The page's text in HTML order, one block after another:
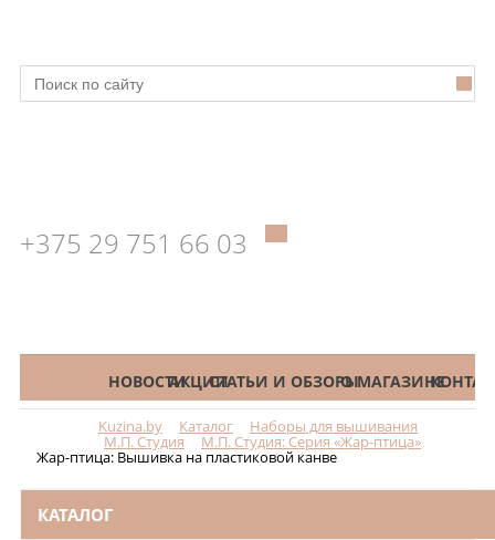
+375 29 751 66 03
КАТАЛОГНОВОСТИАКЦИИСТАТЬИ И ОБЗОРЫО МАГАЗИНЕ
Kuzina.by Каталог Наборы для вышивания
М.П. Студия М.П. Студия: Серия «Жар-птица»
Жар-птица: Вышивка на пластиковой канве
КАТАЛОГ